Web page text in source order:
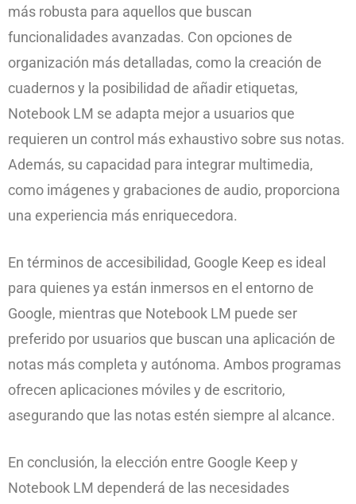
más robusta para aquellos que buscan
funcionalidades avanzadas. Con opciones de
organización más detalladas, como la creación de
cuadernos y la posibilidad de añadir etiquetas,
Notebook LM se adapta mejor a usuarios que
requieren un control más exhaustivo sobre sus notas.
Además, su capacidad para integrar multimedia,
como imágenes y grabaciones de audio, proporciona
una experiencia más enriquecedora.
En términos de accesibilidad, Google Keep es ideal
para quienes ya están inmersos en el entorno de
Google, mientras que Notebook LM puede ser
preferido por usuarios que buscan una aplicación de
notas más completa y autónoma. Ambos programas
ofrecen aplicaciones móviles y de escritorio,
asegurando que las notas estén siempre al alcance.
En conclusión, la elección entre Google Keep y
Notebook LM dependerá de las necesidades